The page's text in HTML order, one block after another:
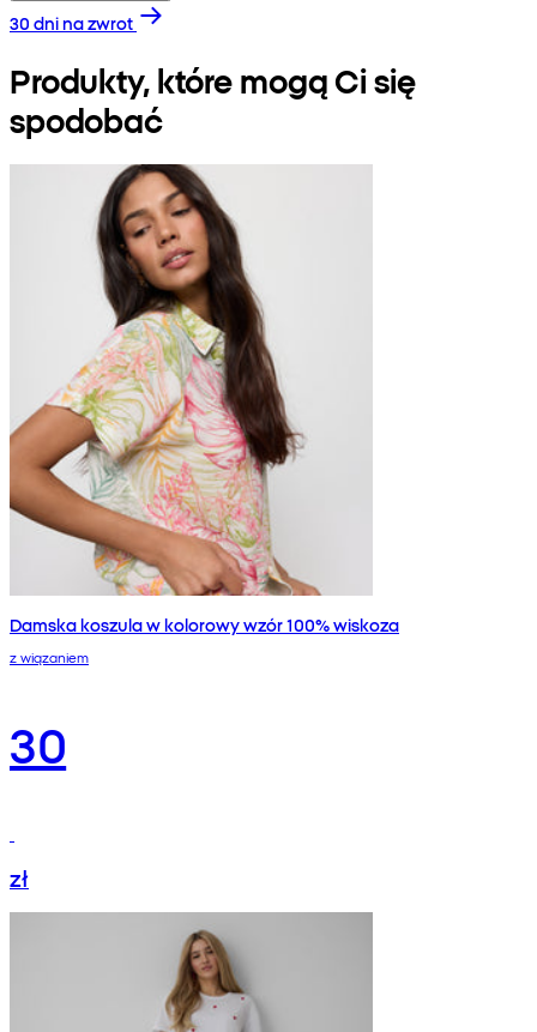
30 dni na zwrot
Produkty, które mogą Ci się
spodobać
Damska koszula w kolorowy wzór 100% wiskoza
z wiązaniem
30
zł